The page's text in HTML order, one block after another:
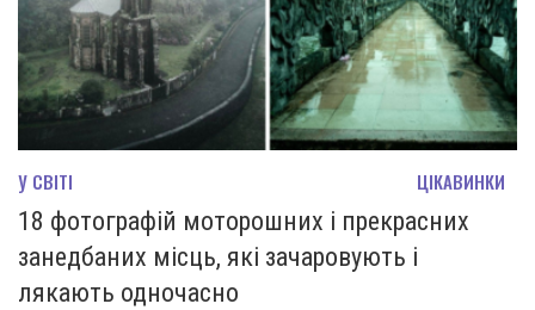
У СВІТІ ЦІКАВИНКИ
18 фотографій моторошних і прекрасних
занедбаних місць, які зачаровують і
лякають одночасно